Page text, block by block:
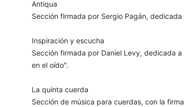
Antiqua
Sección firmada por Sergio Pagán,
Inspiración y escucha
Sección firmada por Daniel Levy, dedicada
en el oído".
La quinta cuerda
Sección de música para cuerdas, con la